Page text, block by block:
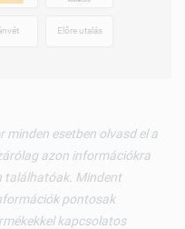
Előre utalás
minden esetben olvasd el a
azon információkra
találhatóak. Mindent
pontosak
kapcsolatos